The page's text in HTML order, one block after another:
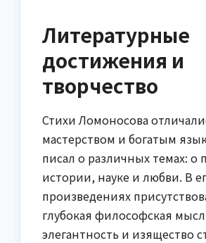
Литературные
достижения и
творчество
Стихи Ломоносова
мастерством и богатым
писал о различных темах: о
истории, науке и любви. В
произведениях
глубокая философская
элегантность и изящество